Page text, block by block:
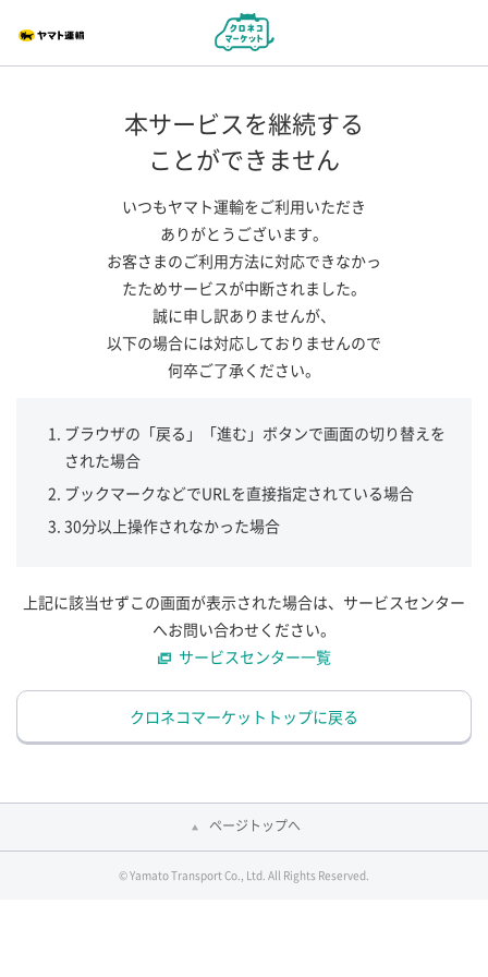
本サービスを継続する
ことができません
いつもヤマト運輸をご利用いただき
ありがとうございます。
お客さまのご利用方法に対応できなかっ
たためサービスが中断されました。
誠に申し訳ありませんが、
以下の場合には対応しておりませんので
何卒ご了承ください。
ブラウザの「戻る」「進む」ボタンで画面の切り替えを
された場合
ブックマークなどでURLを直接指定されている場合
30分以上操作されなかった場合
上記に該当せずこの画面が表示された場合は、サービスセンター
へお問い合わせください。
サービスセンター一覧
クロネコマーケットトップに戻る
ページトップへ
© Yamato Transport Co., Ltd. All Rights Reserved.